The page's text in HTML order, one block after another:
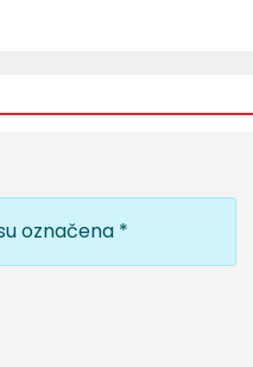
označena *